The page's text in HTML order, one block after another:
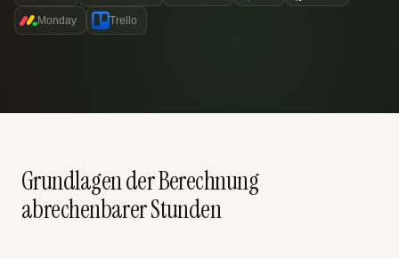
Monday Trello
Grundlagen der Berechnung
abrechenbarer Stunden